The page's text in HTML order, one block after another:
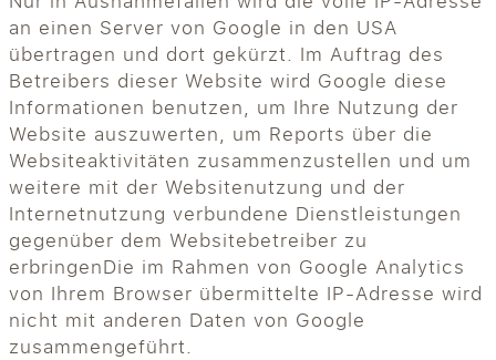
an einen Server von Google in den USA
übertragen und dort gekürzt. Im Auftrag des
Betreibers dieser Website wird Google diese
Informationen benutzen, um Ihre Nutzung der
Website auszuwerten, um Reports über die
Websiteaktivitäten zusammenzustellen und um
weitere mit der Websitenutzung und der
Internetnutzung verbundene Dienstleistungen
gegenüber dem Websitebetreiber zu
erbringenDie im Rahmen von Google Analytics
von Ihrem Browser übermittelte IP-Adresse wird
nicht mit anderen Daten von Google
zusammengeführt.